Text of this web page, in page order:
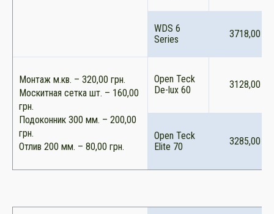
WDS 6
Series
3718,00
Монтаж м.кв. – 320,00 грн.
Москитная сетка шт. – 160,00
грн.
Подоконник 300 мм. – 200,00
грн.
Отлив 200 мм. – 80,00 грн.
Open Teck
De-lux 60
3128,00
Open Teck
Elite 70
3285,00